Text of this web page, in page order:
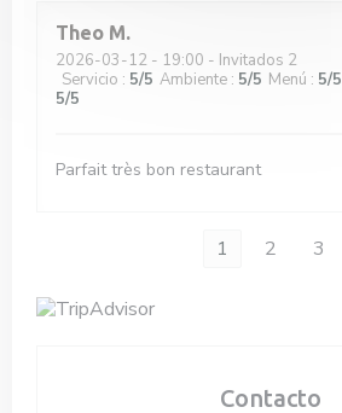
Theo M
2026-03-12 - 19:00 - Invitados 2
Servicio : 5/5 Ambiente : 5/5 Menú : 5/5
5/5
Parfait très bon restaurant
1 2 3
Contacto